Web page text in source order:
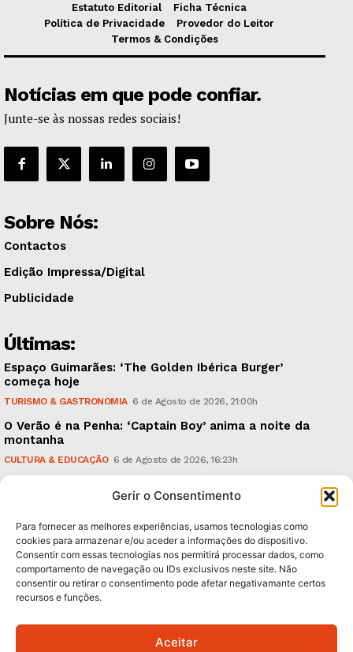
Gerir o Consentimento
Para fornecer as melhores experiências, usamos tecnologias como
cookies para armazenar e/ou aceder a informações do dispositivo.
Consentir com essas tecnologias nos permitirá processar dados, como
comportamento de navegação ou IDs exclusivos neste site. Não
consentir ou retirar o consentimento pode afetar negativamante certos
recursos e funções.
Aceitar
Estatuto Editorial
Ficha Técnica
Política de Privacidade
Provedor do Leitor
Termos & Condições
Notícias em que pode confiar.
Junte-se às nossas redes sociais!
Sobre Nós:
Contactos
Edição Impressa/Digital
Publicidade
Últimas:
Espaço Guimarães: ‘The Golden Ibérica Burger’
começa hoje
TURISMO & GASTRONOMIA 6 de Agosto de 2026, 21:00h
O Verão é na Penha: ‘Captain Boy’ anima a noite da
montanha
CULTURA & EDUCAÇÃO 6 de Agosto de 2026, 16:23h
em causa”, garante Ricardo Araújo
Subscreva Newsletter: